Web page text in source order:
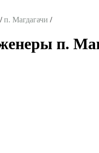
/п. Магдагачи /
п.